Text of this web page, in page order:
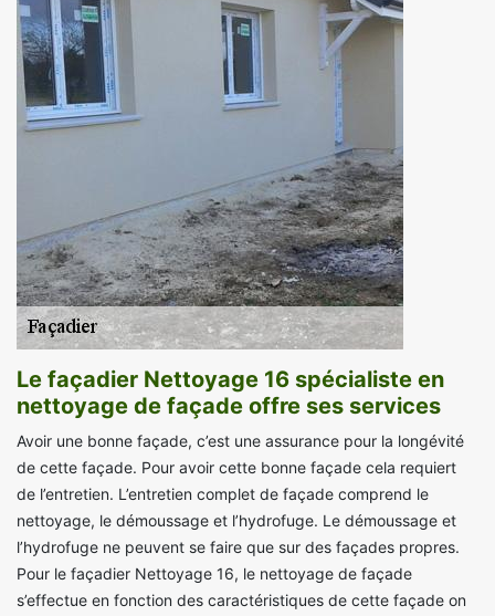
Le façadier Nettoyage 16 spécialiste en
nettoyage de façade offre ses services
Avoir une bonne façade, c’est une assurance pour la longévité
de cette façade. Pour avoir cette bonne façade cela requiert
de l’entretien. L’entretien complet de façade comprend le
nettoyage, le démoussage et l’hydrofuge. Le démoussage et
l’hydrofuge ne peuvent se faire que sur des façades propres.
Pour le façadier Nettoyage 16, le nettoyage de façade
s’effectue en fonction des caractéristiques de cette façade on